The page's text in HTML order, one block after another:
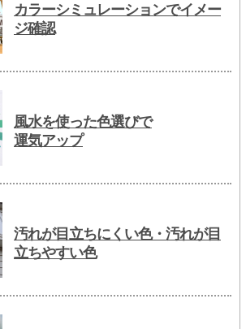
カラーシミュレーションでイメー
ジ確認
風水を使った色選びで
運気アップ
汚れが目立ちにくい色・汚れが目
立ちやすい色